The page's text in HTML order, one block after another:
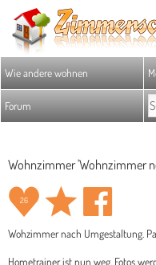
Wie andere wohnen
Forum
Wohnzimmer 'Wohnzimmer
26
Wohzimmer nach Umgestaltung.
Hometrainer ist nun weg. Fotos